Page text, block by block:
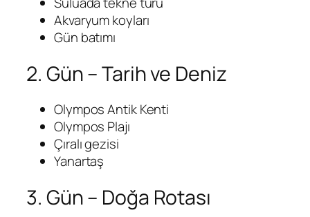
Akvaryum koyları
Gün batımı
2. Gün – Tarih ve Deniz
Olympos Antik Kenti
Olympos Plajı
Çıralı gezisi
Yanartaş
3. Gün – Doğa Rotası